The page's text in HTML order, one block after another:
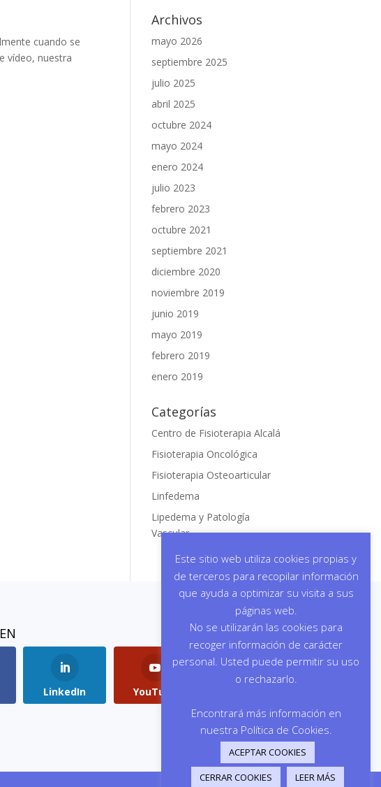
cuando se
vídeo, nuestra
Archivos
mayo 2026
septiembre 2025
julio 2025
abril 2025
octubre 2024
mayo 2024
enero 2024
julio 2023
febrero 2023
octubre 2021
septiembre 2021
diciembre 2020
noviembre 2019
junio 2019
mayo 2019
febrero 2019
enero 2019
Categorías
Centro de Fisioterapia Alcalá
Fisioterapia Oncológica
Fisioterapia Osteoarticular
Linfedema
Lipedema y Patología
Vascular
LinkedIn YouTube
Este sitio web utiliza cookies propias y
de terceros para recopilar información
que ayuda a optimizar su visita a sus
páginas web.
No se utilizarán las cookies para
recoger información de carácter
personal. Usted puede permitir su uso
o rechazarlo.
Encontrará más información en
nuestra Política de Cookies.
ACEPTAR COOKIES
CERRAR COOKIES
LEER MÁS